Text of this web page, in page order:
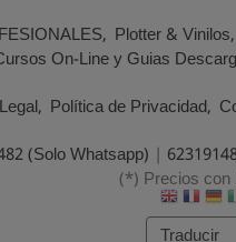
Plotter & Vinilos
On-Line y Guias
Política de Privacidad
(Solo Whatsapp) |
(*) Precios